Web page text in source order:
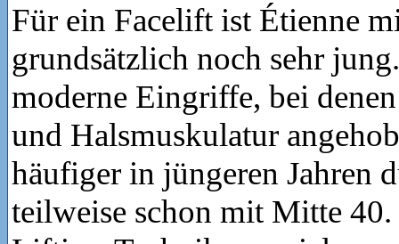
Für ein Facelift ist Étienne
grundsätzlich noch sehr
moderne Eingriffe, bei
und Halsmuskulatur
häufiger in jüngeren Jahren
teilweise schon mit Mitte